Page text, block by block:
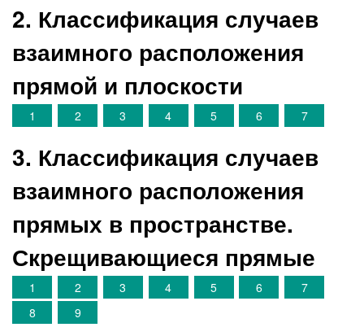
2. Классификация случаев
взаимного расположения
прямой и плоскости
1 2 3 4 5 6 7
3. Классификация случаев
взаимного расположения
прямых в пространстве.
Скрещивающиеся прямые
1 2 3 4 5 6
7
8
9